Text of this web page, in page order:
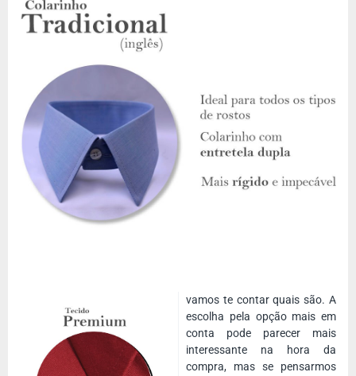
vamos te contar quais são. A
escolha pela opção mais em
conta pode parecer mais
interessante na hora da
compra, mas se pensarmos